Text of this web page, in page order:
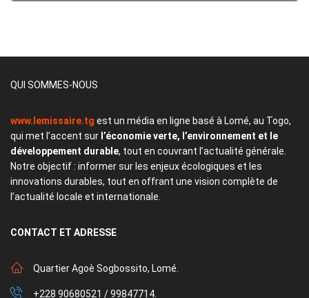
QUI SOMMES-NOUS
www.lemissaire.tg est un média en ligne basé à Lomé, au Togo,
qui met l’accent sur l’économie verte, l’environnement et le
développement durable, tout en couvrant l’actualité générale.
Notre objectif : informer sur les enjeux écologiques et les
innovations durables, tout en offrant une vision complète de
l’actualité locale et internationale.
CONTACT ET ADRESSE
Quartier Agoè Sogbossito, Lomé.
+228 90680521 / 99847714.